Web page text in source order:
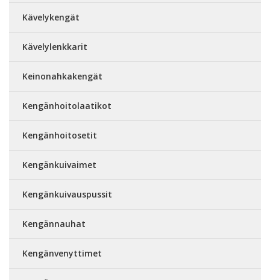
Kävelykengät
Kävelylenkkarit
Keinonahkakengät
Kengänhoitolaatikot
Kengänhoitosetit
Kengänkuivaimet
Kengänkuivauspussit
Kengännauhat
Kengänvenyttimet